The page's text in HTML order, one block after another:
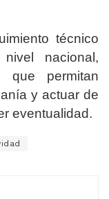
técnico
nacional,
que permitan
y actuar de
eventualidad.